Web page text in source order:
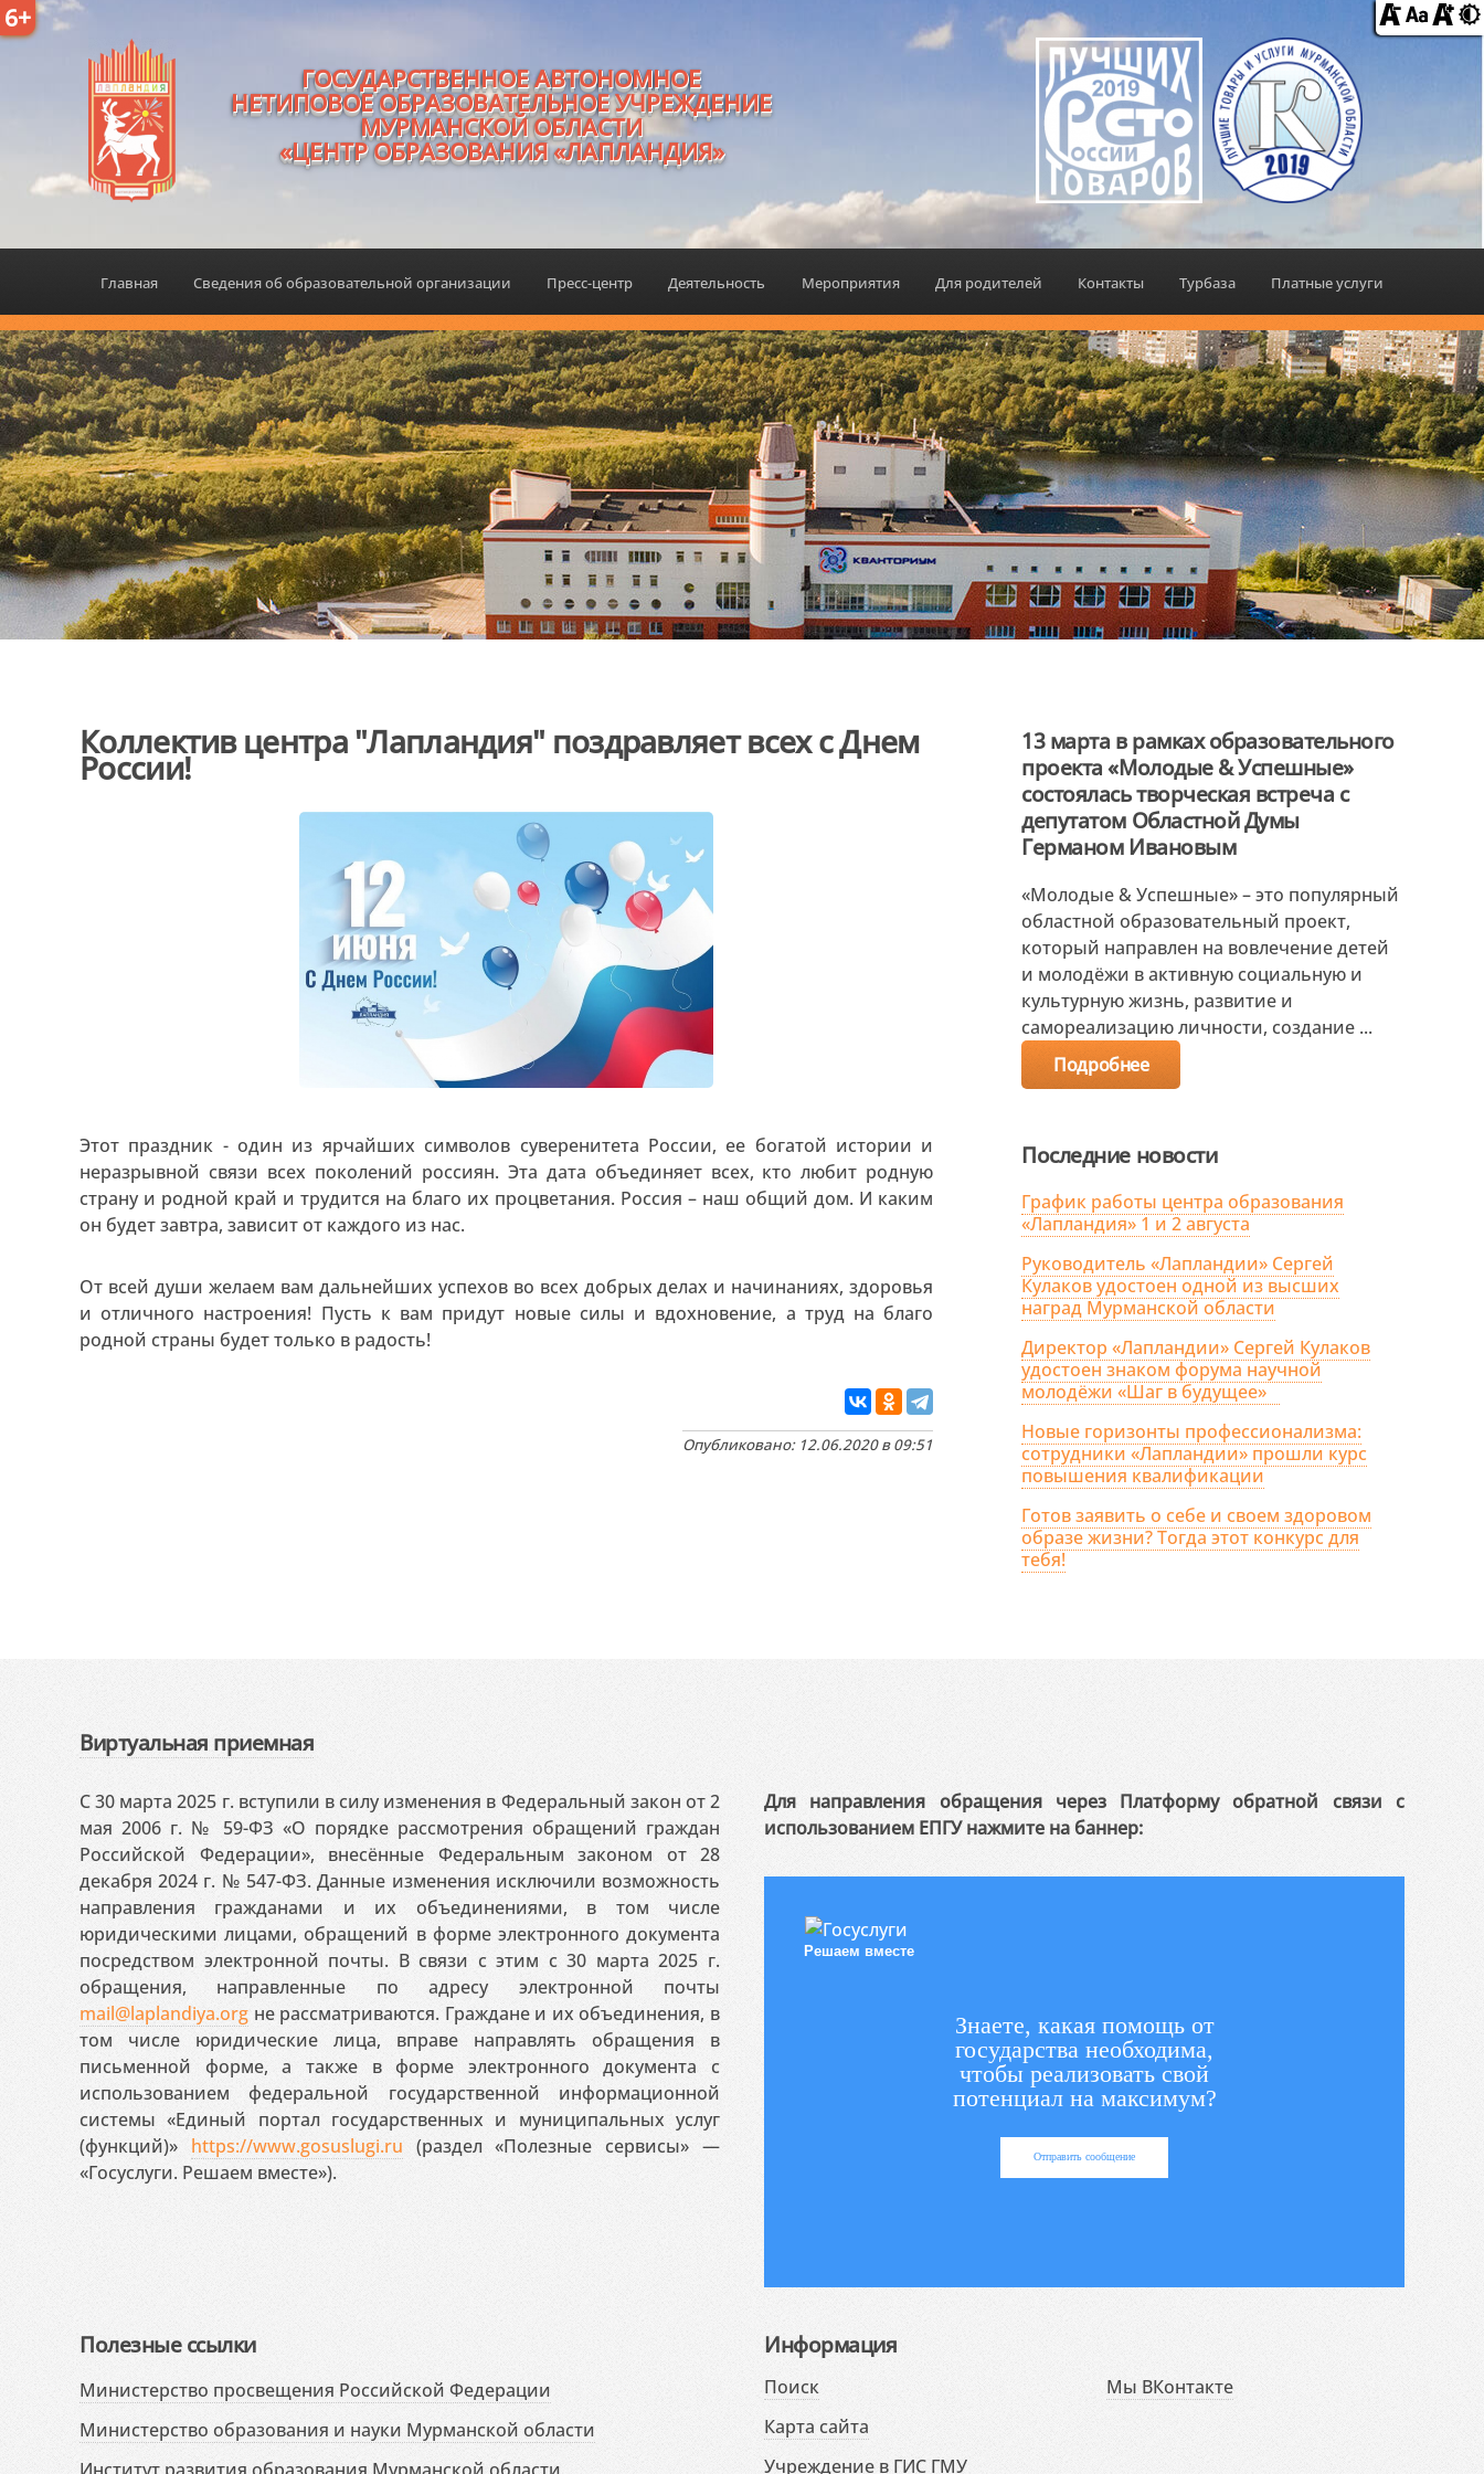
6+
ГОСУДАРСТВЕННОЕ АВТОНОМНОЕ
НЕТИПОВОЕ ОБРАЗОВАТЕЛЬНОЕ УЧРЕЖДЕНИЕ
МУРМАНСКОЙ ОБЛАСТИ
«ЦЕНТР ОБРАЗОВАНИЯ «ЛАПЛАНДИЯ»
Главная Сведения об образовательной организации Пресс-центр Деятельность Мероприятия Для родителей Контакты Турбаза Платные услуги
Коллектив центра "Лапландия" поздравляет всех с Днем
России!
Этот праздник - один из ярчайших символов суверенитета России, ее богатой истории и
неразрывной связи всех поколений россиян. Эта дата объединяет всех, кто любит родную
страну и родной край и трудится на благо их процветания. Россия – наш общий дом. И каким
он будет завтра, зависит от каждого из нас.
От всей души желаем вам дальнейших успехов во всех добрых делах и начинаниях, здоровья
и отличного настроения! Пусть к вам придут новые силы и вдохновение, а труд на благо
родной страны будет только в радость!
Опубликовано: 12.06.2020 в 09:51
13 марта в рамках образовательного
проекта «Молодые & Успешные»
состоялась творческая встреча с
депутатом Областной Думы
Германом Ивановым
«Молодые & Успешные» – это популярный
областной образовательный проект,
который направлен на вовлечение детей
и молодёжи в активную социальную и
культурную жизнь, развитие и
самореализацию личности, создание ...
Подробнее
Последние новости
График работы центра образования
«Лапландия» 1 и 2 августа
Руководитель «Лапландии» Сергей
Кулаков удостоен одной из высших
наград Мурманской области
Директор «Лапландии» Сергей Кулаков
удостоен знаком форума научной
молодёжи «Шаг в будущее»
Новые горизонты профессионализма:
сотрудники «Лапландии» прошли курс
повышения квалификации
Готов заявить о себе и своем здоровом
образе жизни? Тогда этот конкурс для
тебя!
Виртуальная приемная
С 30 марта 2025 г. вступили в силу изменения в Федеральный закон от 2
мая 2006 г. № 59-ФЗ «О порядке рассмотрения обращений граждан
Российской Федерации», внесённые Федеральным законом от 28
декабря 2024 г. № 547-ФЗ. Данные изменения исключили возможность
направления гражданами и их объединениями, в том числе
юридическими лицами, обращений в форме электронного документа
посредством электронной почты. В связи с этим с 30 марта 2025 г.
обращения, направленные по адресу электронной почты
mail@laplandiya.org не рассматриваются. Граждане и их объединения, в
том числе юридические лица, вправе направлять обращения в
письменной форме, а также в форме электронного документа с
использованием федеральной государственной информационной
системы «Единый портал государственных и муниципальных услуг
(функций)» https://www.gosuslugi.ru (раздел «Полезные сервисы» —
«Госуслуги. Решаем вместе»).
Для направления обращения через Платформу обратной связи с
использованием ЕПГУ нажмите на баннер:
Решаем вместе
Знаете, какая помощь от
государства необходима,
чтобы реализовать свой
потенциал на максимум?
Отправить сообщение
Полезные ссылки
Министерство просвещения Российской Федерации
Министерство образования и науки Мурманской области
Информация
Поиск
Карта сайта
Учреждение в ГИС ГМУ
Мы ВКонтакте